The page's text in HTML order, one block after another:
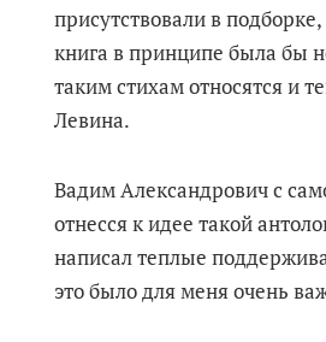
присутствовали в
книга в принципе была бы
таким стихам относятся и
Левина.
Вадим Александрович с
отнесся к идее такой
написал теплые
это было для меня очень